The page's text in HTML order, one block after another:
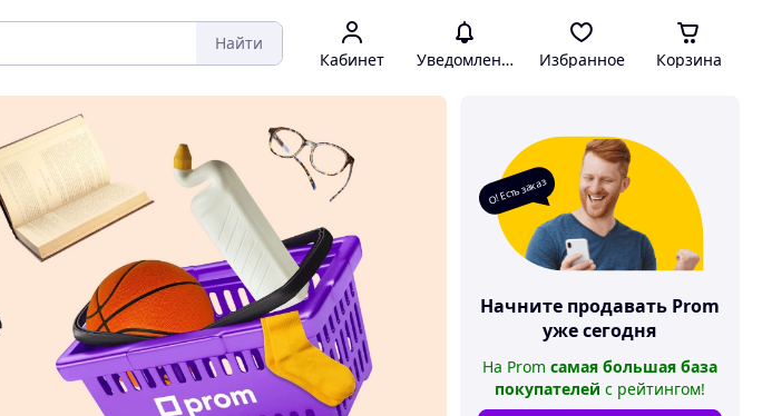
Найти
Кабинет Уведомления Избранное Корзина
О! Есть заказ
Начните продавать Prom
уже сегодня
На Prom самая большая база
покупателей с рейтингом!